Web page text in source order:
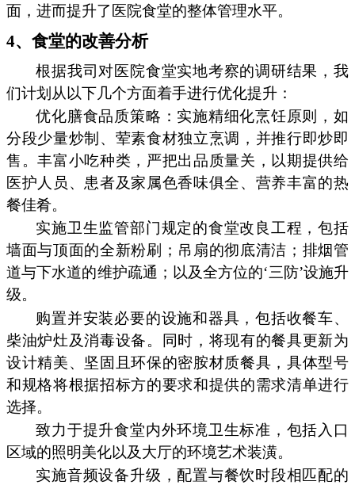
面，进而提升了医院食堂的整体管理水平。
4、食堂的改善分析
根据我司对医院食堂实地考察的调研结果，我
们计划从以下几个方面着手进行优化提升：
优化膳食品质策略：实施精细化烹饪原则，如
分段少量炒制、荤素食材独立烹调，并推行即炒即
售。丰富小吃种类，严把出品质量关，以期提供给
医护人员、患者及家属色香味俱全、营养丰富的热
餐佳肴。
实施卫生监管部门规定的食堂改良工程，包括
墙面与顶面的全新粉刷；吊扇的彻底清洁；排烟管
道与下水道的维护疏通；以及全方位的‘三防’设施升
级。
购置并安装必要的设施和器具，包括收餐车、
柴油炉灶及消毒设备。同时，将现有的餐具更新为
设计精美、坚固且环保的密胺材质餐具，具体型号
和规格将根据招标方的要求和提供的需求清单进行
选择。
致力于提升食堂内外环境卫生标准，包括入口
区域的照明美化以及大厅的环境艺术装潢。
实施音频设备升级，配置与餐饮时段相匹配的